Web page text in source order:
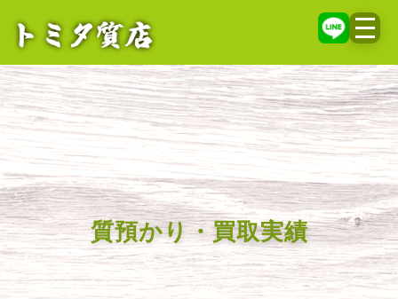
メニ
質預かり・買取実績